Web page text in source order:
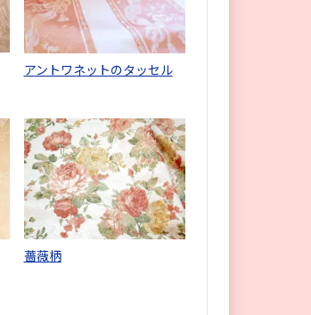
アントワネットのタッセル
薔薇柄